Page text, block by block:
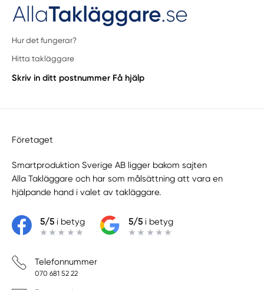
Hur det fungerar?
Hitta takläggare
Skriv in ditt postnummer Få hjälp
Företaget
Smartproduktion Sverige AB ligger bakom sajten
Alla Takläggare och har som målsättning att vara en
hjälpande hand i valet av takläggare.
5/5i betyg 5/5i betyg
Telefonnummer
070 681 52 22